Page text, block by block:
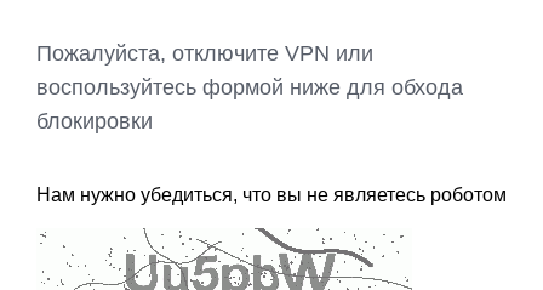
Пожалуйста, отключите VPN или
воспользуйтесь формой ниже для обхода
блокировки
Нам нужно убедиться, что вы не являетесь роботом